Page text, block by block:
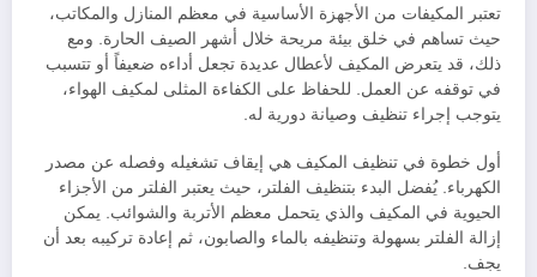
تعتبر المكيفات من الأجهزة الأساسية في معظم المنازل والمكاتب،
حيث تساهم في خلق بيئة مريحة خلال أشهر الصيف الحارة. ومع
ذلك، قد يتعرض المكيف لأعطال عديدة تجعل أداءه ضعيفاً أو تتسبب
في توقفه عن العمل. للحفاظ على الكفاءة المثلى لمكيف الهواء،
يتوجب إجراء تنظيف وصيانة دورية له.
أول خطوة في تنظيف المكيف هي إيقاف تشغيله وفصله عن مصدر
الكهرباء. يُفضل البدء بتنظيف الفلتر، حيث يعتبر الفلتر من الأجزاء
الحيوية في المكيف والذي يتحمل معظم الأتربة والشوائب. يمكن
إزالة الفلتر بسهولة وتنظيفه بالماء والصابون، ثم إعادة تركيبه بعد أن
يجف.